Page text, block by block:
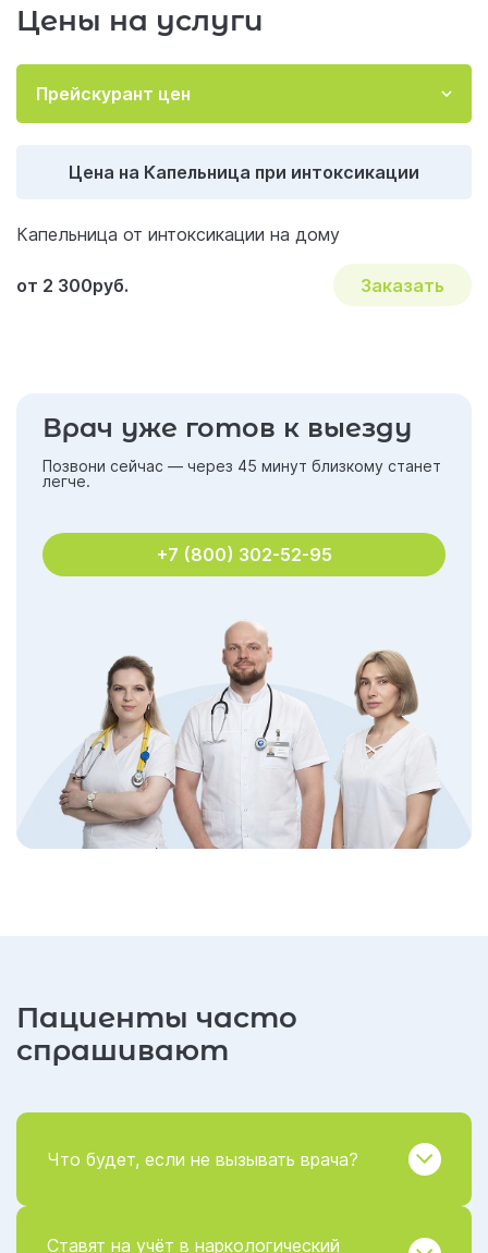
Цены на услуги
Прейскурант цен
Цена на Капельница при интоксикации
Капельница от интоксикации на дому
от 2 300руб. Заказать
Врач уже готов к выезду
Позвони сейчас — через 45 минут близкому станет
легче.
+7 (800) 302-52-95
Пациенты часто
спрашивают
Что будет, если не вызывать врача?
Ставят на учёт в наркологический